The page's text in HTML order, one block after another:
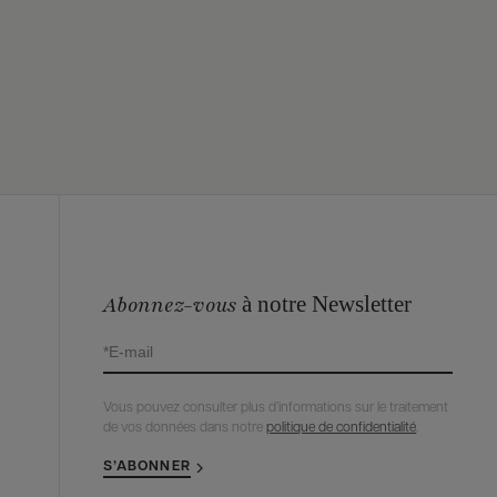
Abonnez-vous à notre Newsletter
Vous pouvez consulter plus d’informations sur le traitement
de vos données dans notrepolitique de confidentialité
S’ABONNER